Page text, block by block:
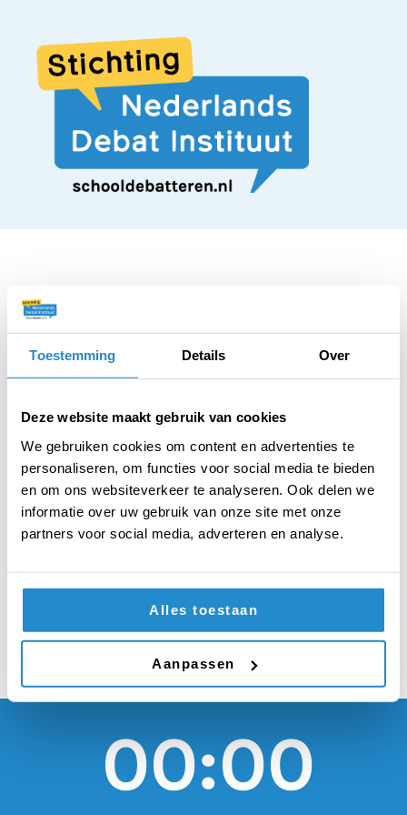
Toestemming Details Over
Deze website maakt gebruik van cookies
We gebruiken cookies om content en advertenties te
personaliseren, om functies voor social media te bieden
en om ons websiteverkeer te analyseren. Ook delen we
informatie over uw gebruik van onze site met onze
partners voor social media, adverteren en analyse.
Alles toestaan
Aanpassen
STELLING
Westerse landen
moeten humanitaire
hulp bieden aan
landen onder het
bewind van een
dictator
00:00